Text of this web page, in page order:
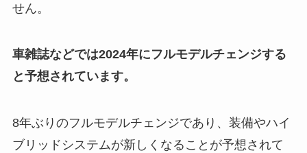
せん。
車雑誌などでは2024年にフルモデルチェンジする
と予想されています。
8年ぶりのフルモデルチェンジであり、装備やハイ
ブリッドシステムが新しくなることが予想されて